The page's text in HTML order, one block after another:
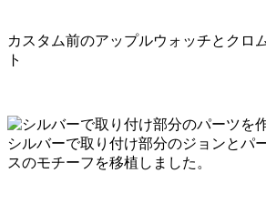
カスタム前のアップルウォッチとクロ
ト
シルバーで取り付け部分のジョンとパ
スのモチーフを移植しました。